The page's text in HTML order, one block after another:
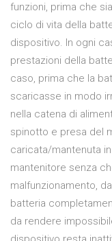
funzioni, prima che
ciclo di vita della
dispositivo. In ogni
prestazioni della
caso, prima che la
scaricasse in modo
nella catena di
spinotto e presa del
caricata/mantenuta
mantenitore senza
malfunzionamento,
batteria
da rendere